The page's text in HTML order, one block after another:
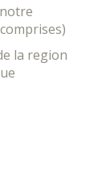
la region